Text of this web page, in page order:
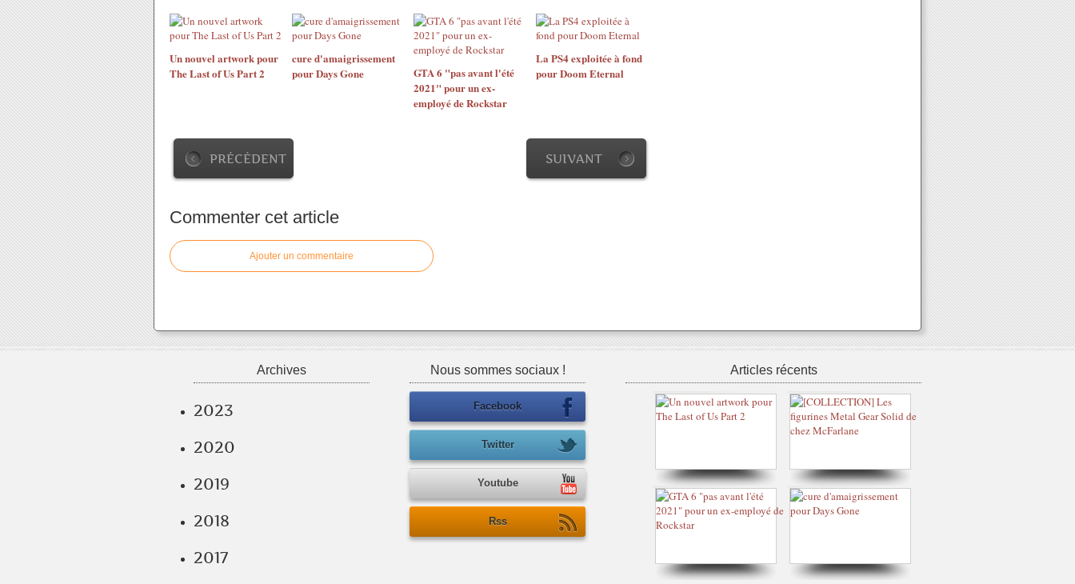
Un nouvel artwork pour
The Last of Us Part 2
cure d'amaigrissement
pour Days Gone
GTA 6 "pas avant l'été
2021" pour un ex-
employé de Rockstar
La PS4 exploitée à fond
pour Doom Eternal
PRÉCÉDENT SUIVANT
Commenter cet article
Ajouter un commentaire
Archives
2023
2020
2019
2018
2017
Nous sommes sociaux !
Facebook
Twitter
Youtube
Rss
Articles récents